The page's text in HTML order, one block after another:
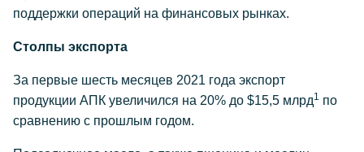
поддержки операций на финансовых рынках.
Столпы экспорта
За первые шесть месяцев 2021 года экспорт
продукции АПК увеличился на 20% до $15,5 млрд1 по
сравнению с прошлым годом.